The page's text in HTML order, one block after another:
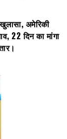
अमेरिकी
22 दिन का मांगा